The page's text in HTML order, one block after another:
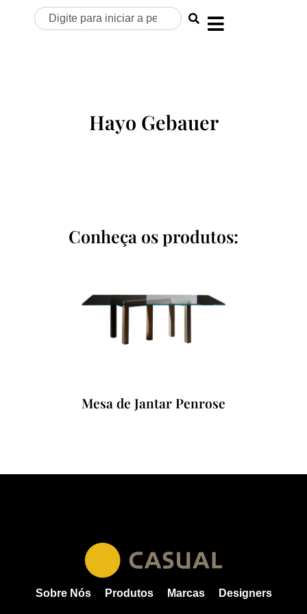
Hayo Gebauer
Conheça os produtos:
Mesa de Jantar Penrose
Sobre Nós Produtos Marcas Designers